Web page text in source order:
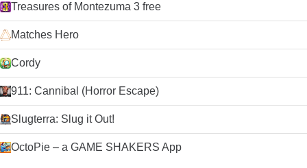
Treasures of Montezuma 3 free
Matches Hero
Cordy
911: Cannibal (Horror Escape)
Slugterra: Slug it Out!
OctoPie – a GAME SHAKERS App